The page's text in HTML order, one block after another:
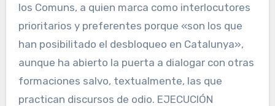
los Comuns, a quien marca como interlocutores
prioritarios y preferentes porque «son los que
han posibilitado el desbloqueo en Catalunya»,
aunque ha abierto la puerta a dialogar con otras
formaciones salvo, textualmente, las que
practican discursos de odio. EJECUCIÓN